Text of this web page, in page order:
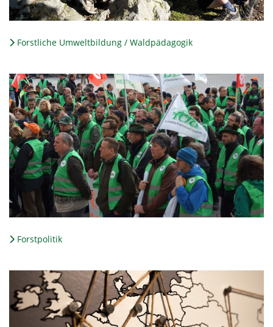
Forstliche Umweltbildung / Waldpädagogik
Forstpolitik